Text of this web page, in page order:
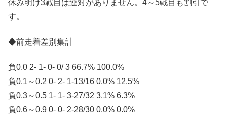
休み明け3戦目は連対がありません。4～5戦目も割引で
す。
◆前走着差別集計
負0.0 2- 1- 0- 0/ 3 66.7% 100.0%
負0.1～0.2 0- 2- 1-13/16 0.0% 12.5%
負0.3～0.5 1- 1- 3-27/32 3.1% 6.3%
負0.6～0.9 0- 0- 2-28/30 0.0% 0.0%